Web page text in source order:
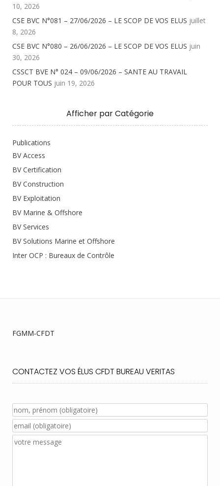
10, 2026
CSE BVC N°081 – 27/06/2026 – LE SCOP DE VOS ELUS juillet
8, 2026
CSE BVC N°080 – 26/06/2026 – LE SCOP DE VOS ELUS juin
30, 2026
CSSCT BVE N° 024 – 09/06/2026 – SANTE AU TRAVAIL
POUR TOUS juin 19, 2026
Afficher par Catégorie
Publications
BV Access
BV Certification
BV Construction
BV Exploitation
BV Marine & Offshore
BV Services
BV Solutions Marine et Offshore
Inter OCP : Bureaux de Contrôle
FGMM-CFDT
CONTACTEZ VOS ÉLUS CFDT BUREAU VERITAS